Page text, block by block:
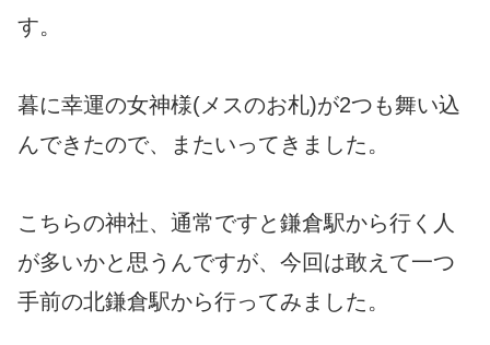
す。
暮に幸運の女神様(メスのお札)が2つも舞い込
んできたので、またいってきました。
こちらの神社、通常ですと鎌倉駅から行く人
が多いかと思うんですが、今回は敢えて一つ
手前の北鎌倉駅から行ってみました。